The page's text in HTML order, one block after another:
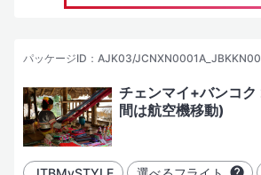
パッケージID：AJK03/
チェンマイ+バンコ
間は航空機移動)